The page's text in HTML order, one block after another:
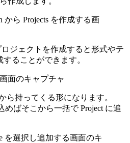
ジェクトを作成すると形式やテ
ることができます。
ら持ってくる形になります。
めばそこから一括で Project に追